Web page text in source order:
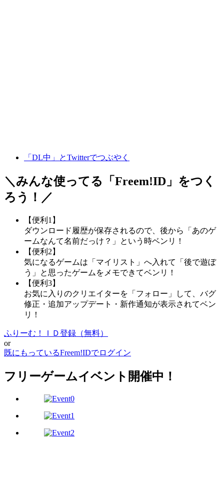
「DL中」とTwitterでつぶやく
＼みんな使ってる「 Freem!ID 」をつく
ろう！／
【便利1】
ダウンロード履歴が保存されるので、後から「あのゲ
ームなんて名前だっけ？」という時ベンリ！
【便利2】
気になるゲームは「マイリスト」へ入れて「後で遊ぼ
う」と思ったゲームをメモできてベンリ！
【便利3】
お気に入りのクリエイターを「フォロー」して、バグ
修正・追加アップデート・新作通知が表示されてベン
リ！
ふりーむ！ＩＤ登録（無料）
or
既にもっているFreem!IDでログイン
フリーゲームイベント開催中！